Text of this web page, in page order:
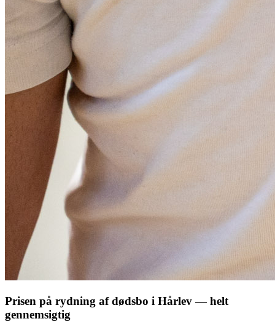
Prisen på rydning af dødsbo i Hårlev — helt
gennemsigtig